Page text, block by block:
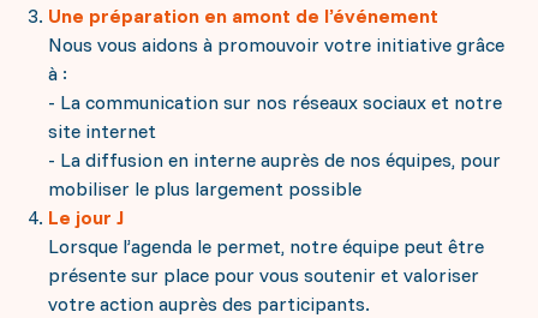
Une préparation en amont de l’événement
Nous vous aidons à promouvoir votre initiative grâce
à :
- La communication sur nos réseaux sociaux et notre
site internet
- La diffusion en interne auprès de nos équipes, pour
mobiliser le plus largement possible
Le jour J
Lorsque l’agenda le permet, notre équipe peut être
présente sur place pour vous soutenir et valoriser
votre action auprès des participants.